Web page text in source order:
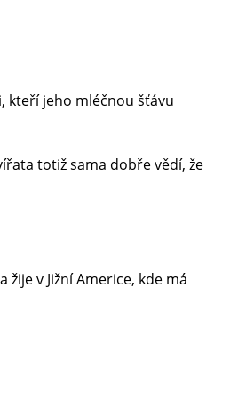
kteří jeho mléčnou šťávu
totiž sama dobře vědí, že
v Jižní Americe, kde má